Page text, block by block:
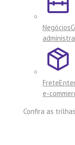
Negócios
Frete
e-
Confira as